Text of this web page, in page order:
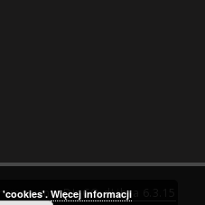
DInGO dLibra 6.3.15
'cookies'. Więcej informacji